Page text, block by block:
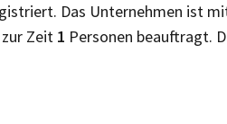
Das Unternehmen ist
Zeit 1 Personen beauftragt.